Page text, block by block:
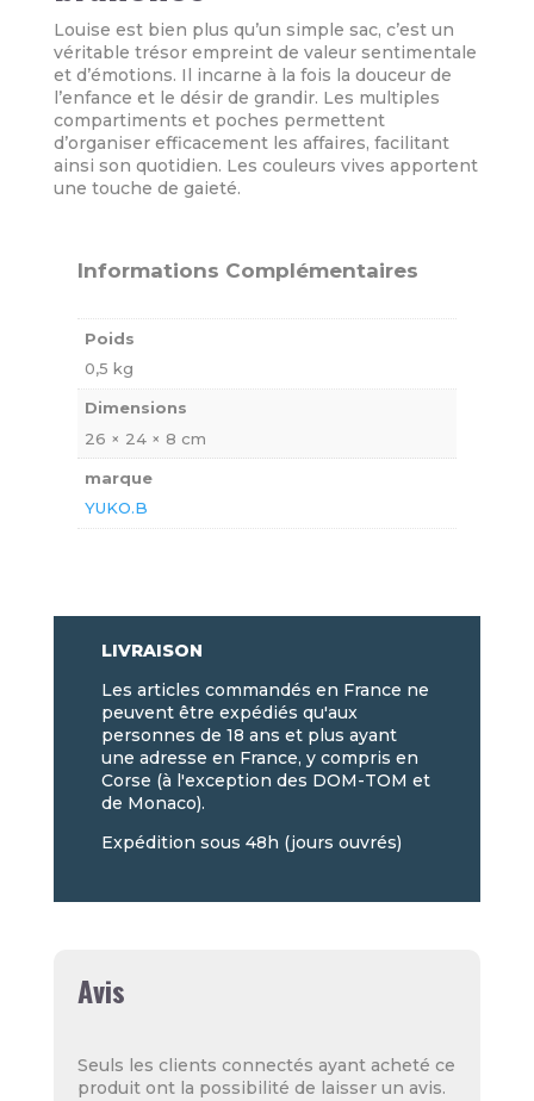
Louise est bien plus qu’un simple sac, c’est un
véritable trésor empreint de valeur sentimentale
et d’émotions. Il incarne à la fois la douceur de
l’enfance et le désir de grandir. Les multiples
compartiments et poches permettent
d’organiser efficacement les affaires, facilitant
ainsi son quotidien. Les couleurs vives apportent
une touche de gaieté.
Informations Complémentaires
Poids
0,5 kg
Dimensions
26 × 24 × 8 cm
marque
YUKO.B
LIVRAISON
Les articles commandés en France ne
peuvent être expédiés qu'aux
personnes de 18 ans et plus ayant
une adresse en France, y compris en
Corse (à l'exception des DOM-TOM et
de Monaco).
Expédition sous 48h (jours ouvrés)
Avis
Seuls les clients connectés ayant acheté ce
produit ont la possibilité de laisser un avis.